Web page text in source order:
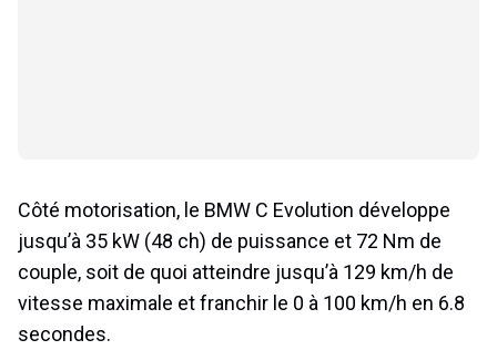
Côté motorisation, le BMW C Evolution développe
jusqu’à 35 kW (48 ch) de puissance et 72 Nm de
couple, soit de quoi atteindre jusqu’à 129 km/h de
vitesse maximale et franchir le 0 à 100 km/h en 6.8
secondes.